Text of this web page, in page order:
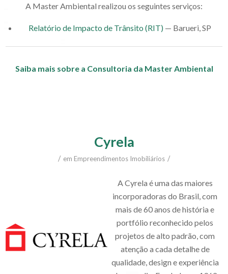
A Master Ambiental realizou os seguintes serviços:
Relatório de Impacto de Trânsito (RIT) — Barueri, SP
Saiba mais sobre a Consultoria da Master Ambiental
Cyrela
/ em Empreendimentos Imobiliários /
A Cyrela é uma das maiores
incorporadoras do Brasil, com
mais de 60 anos de história e
portfólio reconhecido pelos
projetos de alto padrão, com
atenção a cada detalhe de
qualidade, design e experiência